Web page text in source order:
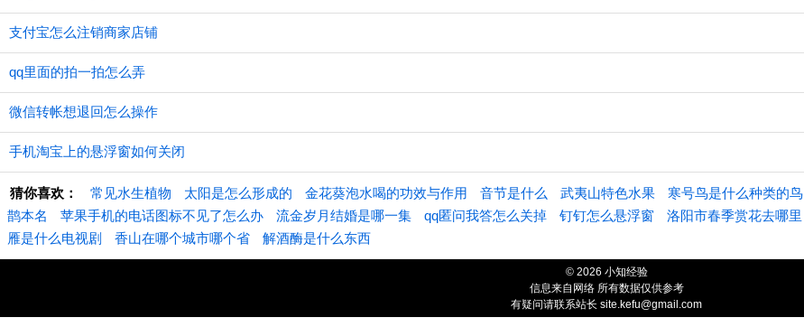
支付宝怎么注销商家店铺
qq里面的拍一拍怎么弄
微信转帐想退回怎么操作
手机淘宝上的悬浮窗如何关闭
猜你喜欢： 常见水生植物 太阳是怎么形成的 金花葵泡水喝的功效与作用 音节是什么 武夷山特色水果 寒号鸟是什么种类的鸟
鹊本名
苹果手机的电话图标不见了怎么办 流金岁月结婚是哪一集 qq匿问我答怎么关掉 钉钉怎么悬浮窗 洛阳市春季赏花去哪里
雁是什么电视剧
香山在哪个城市哪个省 解酒酶是什么东西
© 2026 小知经验
信息来自网络 所有数据仅供参考
有疑问请联系站长 site.kefu@gmail.com